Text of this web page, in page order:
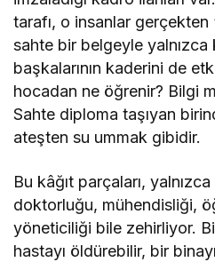
tarafı, o insanlar
sahte bir belgeyle yalnızca
başkalarının kaderini de
hocadan ne öğrenir? Bilgi
Sahte diploma taşıyan
ateşten su ummak gibidir.
Bu kâğıt parçaları,
doktorluğu, mühendisliği,
yöneticiliği bile zehirliyor.
hastayı öldürebilir, bir